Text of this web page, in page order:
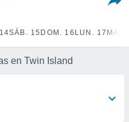
SÁB. 15 DOM. 16 LUN. 17
en Twin Island